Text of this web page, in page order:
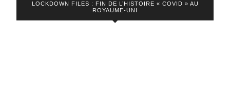
LOCKDOWN FILES : FIN DE L’HISTOIRE « COVID » AU
ROYAUME-UNI